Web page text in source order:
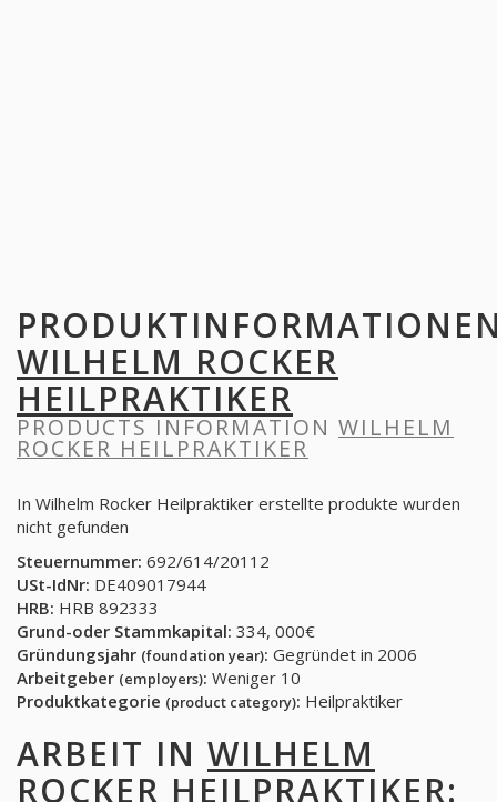
WILHELM ROCKER
HEILPRAKTIKER
PRODUCTS INFORMATION WILHELM
ROCKER HEILPRAKTIKER
In Wilhelm Rocker Heilpraktiker erstellte produkte wurden
nicht gefunden
Steuernummer: 692/614/20112
USt-IdNr: DE409017944
HRB: HRB 892333
Grund-oder Stammkapital: 334, 000€
Gründungsjahr (foundation year): Gegründet in 2006
Arbeitgeber (employers): Weniger 10
Produktkategorie (product category): Heilpraktiker
ARBEIT IN WILHELM
ROCKER HEILPRAKTIKER: